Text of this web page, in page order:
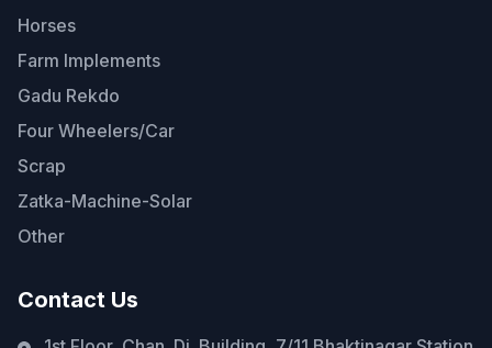
Horses
Farm Implements
Gadu Rekdo
Four Wheelers/Car
Scrap
Zatka-Machine-Solar
Other
Contact Us